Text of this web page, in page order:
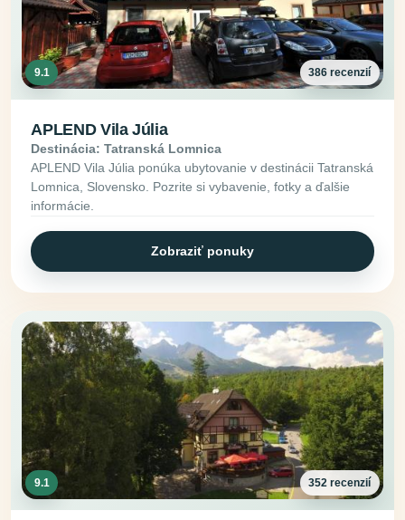
9.1 386 recenzií
APLEND Vila Júlia
Destinácia: Tatranská Lomnica
APLEND Vila Júlia ponúka ubytovanie v destinácii Tatranská
Lomnica, Slovensko. Pozrite si vybavenie, fotky a ďalšie
informácie.
Zobraziť ponuky
9.1 352 recenzií